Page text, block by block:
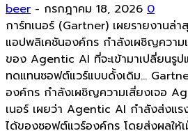
beer - กรกฎาคม 18, 2026 0
การ์ทเนอร์ (Gartner) เผยรายงานล่
แอปพลิเคชันองค์กร กำลังเผชิญความ
ของ Agentic AI ที่จะเข้ามาเปลี่ยนรูป
ทดแทนซอฟต์แวร์แบบดั้งเดิม...
องค์กร กำลังเผชิญความเสี่ยงเจอ
เนอร์ เผยว่า Agentic AI กำลังส่งแร
ได้ของซอฟต์แวร์องค์กร โดยส่งผลให้เ